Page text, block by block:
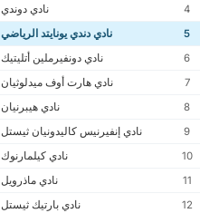
4
نادي دوندي
5
نادي دندي يونايتد الرياضي
6
نادي دونفيرملين أتليتيك
7
نادي هارت أوف ميدلوثيان
8
نادي هيبرنيان
9
نادي إنفيرنيس كاليدونيان ثيستل
10
نادي كيلمارنوك
11
نادي ماذرويل
12
نادي بارتيك ثيستل